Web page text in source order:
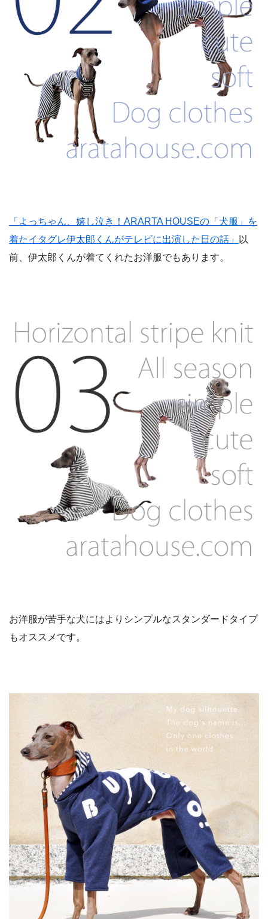
「よっちゃん、嬉し泣き！ARARTA HOUSEの「犬服」を
着たイタグレ伊太郎くんがテレビに出演した日の話」
以
前、伊太郎くんが着てくれたお洋服でもあります。
お洋服が苦手な犬にはよりシンプルなスタンダードタイプ
もオススメです。